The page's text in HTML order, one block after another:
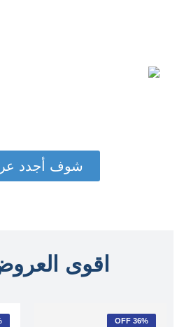
شوف أجدد
اقوى
36% OFF